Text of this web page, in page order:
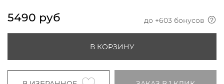
5490 руб до +603 бонусов
В КОРЗИНУ